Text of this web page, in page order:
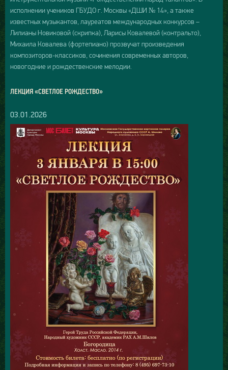
исполнении учеников ГБУДО г. Москвы «ДШИ № 14», а также
известных музыкантов, лауреатов международных конкурсов –
Лилианы Новиковой (скрипка), Ларисы Ковалевой (контральто),
Михаила Ковалева (фортепиано) прозвучат произведения
композиторов-классиков, сочинения современных авторов,
новогодние и рождественские мелодии.
ЛЕКЦИЯ «СВЕТЛОЕ РОЖДЕСТВО»
03.01.2026